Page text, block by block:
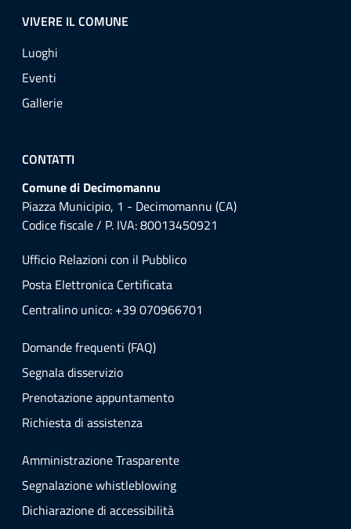
VIVERE IL COMUNE
Luoghi
Eventi
Gallerie
CONTATTI
Comune di Decimomannu
Piazza Municipio, 1 - Decimomannu (CA)
Codice fiscale / P. IVA: 80013450921
Ufficio Relazioni con il Pubblico
Posta Elettronica Certificata
Centralino unico: +39 070966701
Domande frequenti (FAQ)
Segnala disservizio
Prenotazione appuntamento
Richiesta di assistenza
Amministrazione Trasparente
Segnalazione whistleblowing
Dichiarazione di accessibilità